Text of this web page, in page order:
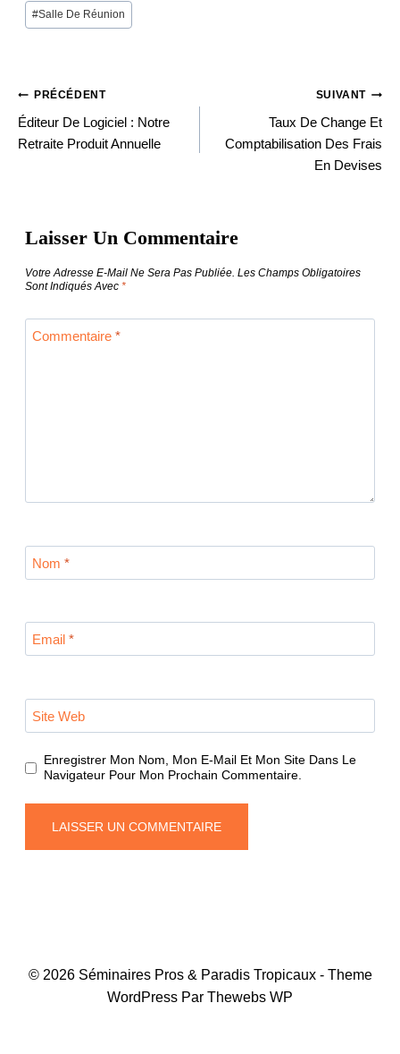
#Salle De Réunion
Navigation
L’article
PRÉCÉDENT
Éditeur De Logiciel : Notre
Retraite Produit Annuelle
SUIVANT
Taux De Change Et
Comptabilisation Des Frais
En Devises
Laisser Un Commentaire
Votre Adresse E-Mail Ne Sera Pas Publiée. Les Champs Obligatoires
Sont Indiqués Avec *
Commentaire *
Nom *
Email *
Site Web
Enregistrer Mon Nom, Mon E-Mail Et Mon Site Dans Le
Navigateur Pour Mon Prochain Commentaire.
© 2026 Séminaires Pros & Paradis Tropicaux - Theme
WordPress Par Thewebs WP